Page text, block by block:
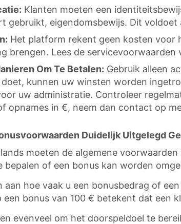
Klanten moeten een
gebruikt, eigendomsbewijs. Dit
Het platform rekent geen kosten voor
brengen. Lees de
Om Te Betalen: Gebruik alleen
kunnen uw winsten worden
uw administratie. Controleer
opnames in €, neem dan contact op
Duidelijk Uitgelegd
moeten de algemene
bepalen of een bonus kan worden
aan hoe vaak u een bonusbedrag of
een bonus van 100 € betekent dat
evenveel om het doorspeldoel te